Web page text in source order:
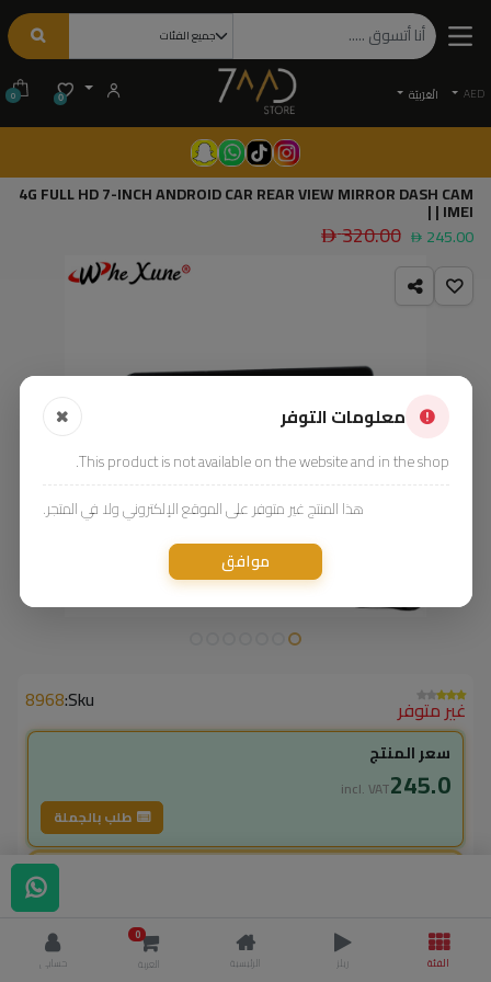
AED الْعَرَبيّة 0
0
4G FULL HD 7-INCH ANDROID CAR REAR VIEW MIRROR DASH CAM
| IMEI |
245.00
320.00
غير متوفر Sku:
8968
سعر المنتج
245.0
incl. VAT
طلب بالجملة
320.00 وفر75.00
معلومات التوفر
This product is not available on the website and in the shop.
هذا المنتج غير متوفر على الموقع الإلكتروني ولا في المتجر.
موافق
الفئة ريلز الرئيسية
0
العربة
حسابي